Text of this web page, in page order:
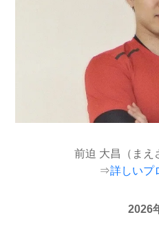
前迫 大昌（まえ
⇒詳しいプ
2026